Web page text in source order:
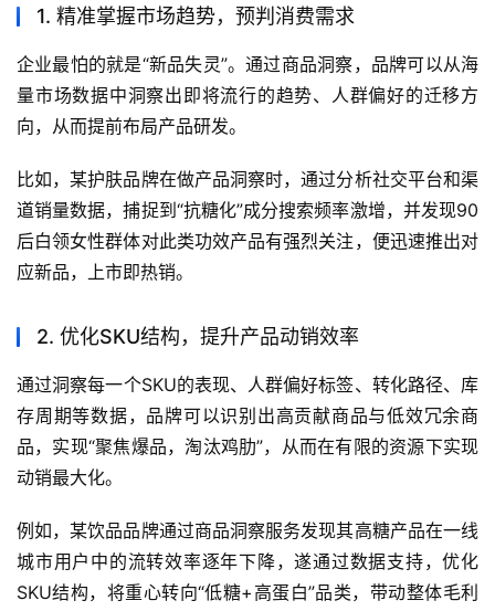
1. 精准掌握市场趋势，预判消费需求
企业最怕的就是“新品失灵”。通过商品洞察，品牌可以从海
量市场数据中洞察出即将流行的趋势、人群偏好的迁移方
向，从而提前布局产品研发。
比如，某护肤品牌在做产品洞察时，通过分析社交平台和渠
道销量数据，捕捉到“抗糖化”成分搜索频率激增，并发现90
后白领女性群体对此类功效产品有强烈关注，便迅速推出对
应新品，上市即热销。
2. 优化SKU结构，提升产品动销效率
通过洞察每一个SKU的表现、人群偏好标签、转化路径、库
存周期等数据，品牌可以识别出高贡献商品与低效冗余商
品，实现“聚焦爆品，淘汰鸡肋”，从而在有限的资源下实现
动销最大化。
例如，某饮品品牌通过商品洞察服务发现其高糖产品在一线
城市用户中的流转效率逐年下降，遂通过数据支持，优化
SKU结构，将重心转向“低糖+高蛋白”品类，带动整体毛利